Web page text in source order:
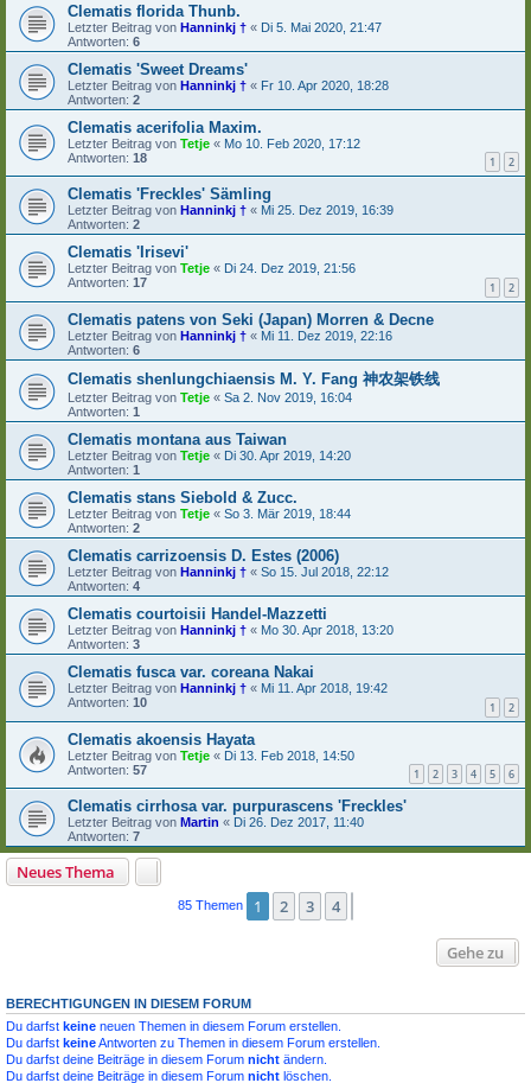
Clematis florida Thunb.
Letzter Beitrag von Hanninkj † « Di 5. Mai 2020, 21:47
Antworten: 6
Clematis 'Sweet Dreams'
Letzter Beitrag von Hanninkj † « Fr 10. Apr 2020, 18:28
Antworten: 2
Clematis acerifolia Maxim.
Letzter Beitrag von Tetje « Mo 10. Feb 2020, 17:12
Antworten: 18 1 2
Clematis 'Freckles' Sämling
Letzter Beitrag von Hanninkj † « Mi 25. Dez 2019, 16:39
Antworten: 2
Clematis 'Irisevi'
Letzter Beitrag von Tetje « Di 24. Dez 2019, 21:56
Antworten: 17 1 2
Clematis patens von Seki (Japan) Morren & Decne
Letzter Beitrag von Hanninkj † « Mi 11. Dez 2019, 22:16
Antworten: 6
Clematis shenlungchiaensis M. Y. Fang 神农架铁线
Letzter Beitrag von Tetje « Sa 2. Nov 2019, 16:04
Antworten: 1
Clematis montana aus Taiwan
Letzter Beitrag von Tetje « Di 30. Apr 2019, 14:20
Antworten: 1
Clematis stans Siebold & Zucc.
Letzter Beitrag von Tetje « So 3. Mär 2019, 18:44
Antworten: 2
Clematis carrizoensis D. Estes (2006)
Letzter Beitrag von Hanninkj † « So 15. Jul 2018, 22:12
Antworten: 4
Clematis courtoisii Handel-Mazzetti
Letzter Beitrag von Hanninkj † « Mo 30. Apr 2018, 13:20
Antworten: 3
Clematis fusca var. coreana Nakai
Letzter Beitrag von Hanninkj † « Mi 11. Apr 2018, 19:42
Antworten: 10 1 2
Clematis akoensis Hayata
Letzter Beitrag von Tetje « Di 13. Feb 2018, 14:50
Antworten: 57 1 2 3 4 5 6
Clematis cirrhosa var. purpurascens 'Freckles'
Letzter Beitrag von Martin « Di 26. Dez 2017, 11:40
Antworten: 7
Neues Thema
85 Themen 1 2 3 4
Gehe zu
BERECHTIGUNGEN IN DIESEM FORUM
Du darfst keine neuen Themen in diesem Forum erstellen.
Du darfst keineAntworten zu Themen in diesem Forum erstellen.
Du darfst deine Beiträge in diesem Forum nicht ändern.
Du darfst deine Beiträge in diesem Forum nicht löschen.